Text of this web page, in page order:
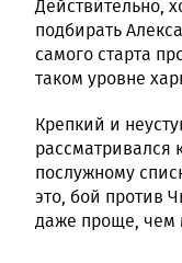
Действительно,
подбирать
самого старта
таком уровне
Крепкий и
рассматривался
послужному
это, бой против
даже проще, чем